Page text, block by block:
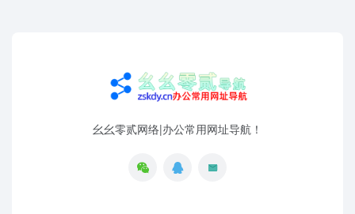
幺幺零贰网络|办公常用网址导航！